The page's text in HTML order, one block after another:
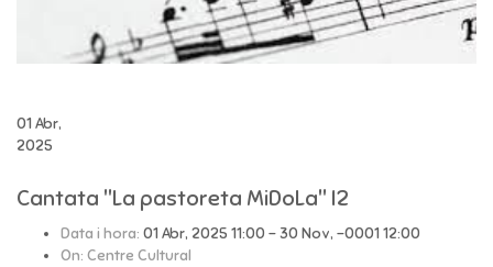
01 Abr,
2025
Cantata "La pastoreta MiDoLa" I2
Data i hora: 01 Abr, 2025 11:00 - 30 Nov, -0001 12:00
On: Centre Cultural